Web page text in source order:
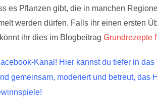
es Pflanzen gibt, die in manchen
werden dürfen. Falls ihr einen ersten
ihr dies im Blogbeitrag Grundrezepte
Kanal! Hier kannst du tiefer in
gemeinsam, moderiert und betreut, das